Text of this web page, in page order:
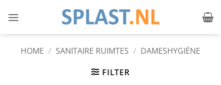
naar
HOME / SANITAIRE RUIMTES / DAMESHYGIËNE
FILTER